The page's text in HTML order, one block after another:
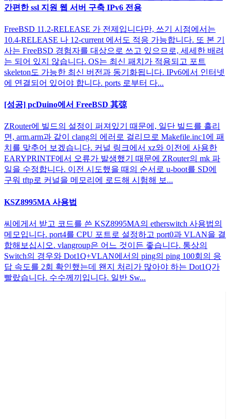
간편한 ssl 지원 웹 서버 구축 IPv6 전용
FreeBSD 11.2-RELEASE 가 전제입니다만, 쓰기 시점에서는
10.4-RELEASE 나 12-current 에서도 적응 가능합니다. 또 본 기
사는 FreeBSD 경험자를 대상으로 쓰고 있으므로, 세세한 배려
는 되어 있지 않습니다. OS는 최신 패치가 적용되고 포트
skeleton도 가능한 최신 버전과 동기화됩니다. IPv6에서 인터넷
에 연결되어 있어야 합니다. ports 로부터 다...
[성공] pcDuino에서 FreeBSD 其弶
ZRouter에 빌드의 설정이 퍼져있기 때문에, 일단 빌드를 흘리
면, arm.arm과 같이 clang의 에러로 걸리므로 Makefile.inc1에 패
치를 맞추어 보겠습니다. 커널 링크에서 xz와 이전에 사용한
EARYPRINTF에서 오류가 발생했기 때문에 ZRouter의 mk 파
일을 수정합니다. 이전 시도했을 때의 순서로 u-boot를 SD에
구워 tftp로 커널을 메모리에 로드해 시험해 보...
KSZ8995MA 사용법
씨에게서 받고 코드를 쓴 KSZ8995MA의 etherswitch 사용법의
메모입니다. port4를 CPU 포트로 설정하고 port0과 VLAN을 결
합해보십시오. vlangroup은 어느 것이든 좋습니다. 통상의
Switch의 경우와 Dot1Q+VLAN에서의 ping의 ping 100회의 응
답 속도를 2회 확인했는데 왠지 처리가 많아야 하는 Dot1Q가
빨랐습니다. 수수께끼입니다. 일반 Sw...